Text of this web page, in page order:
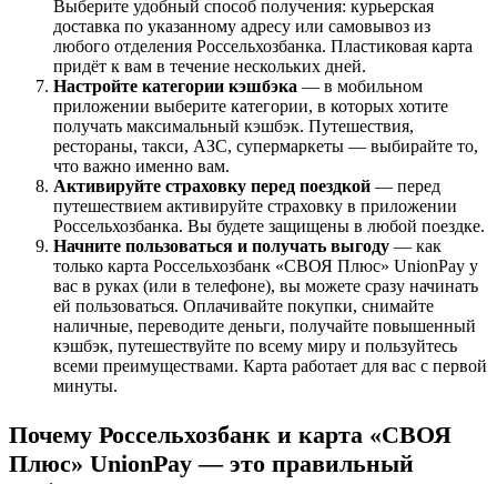
Выберите удобный способ получения: курьерская
доставка по указанному адресу или самовывоз из
любого отделения Россельхозбанка. Пластиковая карта
придёт к вам в течение нескольких дней.
Настройте категории кэшбэка — в мобильном
приложении выберите категории, в которых хотите
получать максимальный кэшбэк. Путешествия,
рестораны, такси, АЗС, супермаркеты — выбирайте то,
что важно именно вам.
Активируйте страховку перед поездкой — перед
путешествием активируйте страховку в приложении
Россельхозбанка. Вы будете защищены в любой поездке.
Начните пользоваться и получать выгоду — как
только карта Россельхозбанк «СВОЯ Плюс» UnionPay у
вас в руках (или в телефоне), вы можете сразу начинать
ей пользоваться. Оплачивайте покупки, снимайте
наличные, переводите деньги, получайте повышенный
кэшбэк, путешествуйте по всему миру и пользуйтесь
всеми преимуществами. Карта работает для вас с первой
минуты.
Почему Россельхозбанк и карта «СВОЯ
Плюс» UnionPay — это правильный